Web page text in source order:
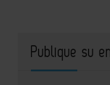
Publique su